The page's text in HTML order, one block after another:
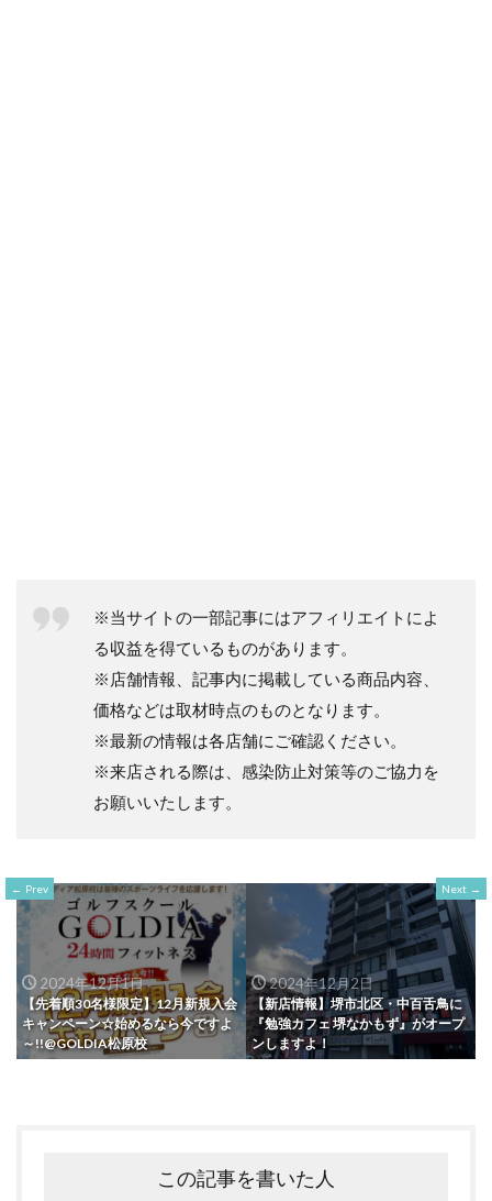
※当サイトの一部記事にはアフィリエイトによ
る収益を得ているものがあります。
※店舗情報、記事内に掲載している商品内容、
価格などは取材時点のものとなります。
※最新の情報は各店舗にご確認ください。
※来店される際は、感染防止対策等のご協力を
お願いいたします。
Prev
2024年12月1日
【先着順30名様限定】12月新規入会
キャンペーン☆始めるなら今ですよ
～!!@GOLDIA松原校
Next
2024年12月2日
【新店情報】堺市北区・中百舌鳥に
『勉強カフェ 堺なかもず』がオープ
ンしますよ！
この記事を書いた人